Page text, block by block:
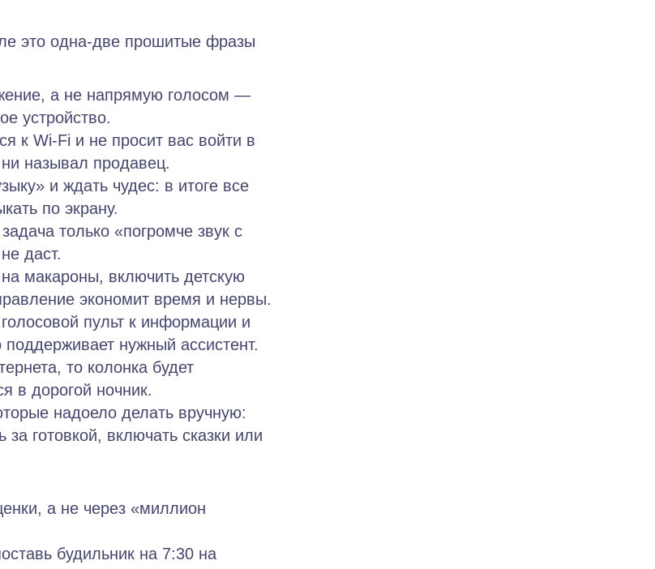
это одна‑две прошитые фразы
а не напрямую голосом —
устройство.
к Wi‑Fi и не просит вас войти в
называл продавец.
и ждать чудес: в итоге все
по экрану.
только «погромче звук с
даст.
макароны, включить детскую
экономит время и нервы.
пульт к информации и
поддерживает нужный ассистент.
то колонка будет
в дорогой ночник.
надоело делать вручную:
за готовкой, включать сказки или
а не через «миллион
будильник на 7:30 на